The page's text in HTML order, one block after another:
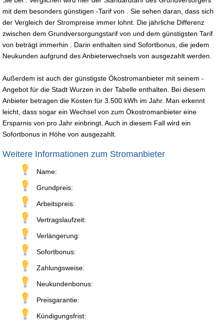
mit dem besonders günstigen -Tarif von . Sie sehen daran, dass sich
der Vergleich der Strompreise immer lohnt. Die jährliche Differenz
zwischen dem Grundversorgungstarif von und dem günstigsten Tarif
von beträgt immerhin . Darin enthalten sind Sofortbonus, die jedem
Neukunden aufgrund des Anbieterwechsels von ausgezahlt werden.
Außerdem ist auch der günstigste Ökostromanbieter mit seinem -
Angebot für die Stadt Wurzen in der Tabelle enthalten. Bei diesem
Anbieter betragen die Kosten für 3.500 kWh im Jahr. Man erkennt
leicht, dass sogar ein Wechsel von zum Ökostromanbieter eine
Ersparnis von pro Jahr einbringt. Auch in diesem Fall wird ein
Sofortbonus in Höhe von ausgezahlt.
Weitere Informationen zum Stromanbieter
Name:
Grundpreis:
Arbeitspreis:
Vertragslaufzeit:
Verlängerung:
Sofortbonus:
Zahlungsweise:
Neukundenbonus:
Preisgarantie:
Kündigungsfrist: